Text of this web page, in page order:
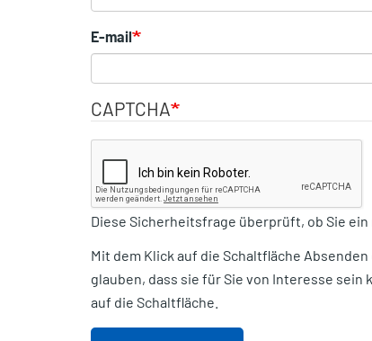
E-mail
CAPTCHA
Diese Sicherheitsfrage überprüft, ob Sie
Mit dem Klick auf die Schaltfläche
glauben, dass sie für Sie von Interesse
auf die Schaltfläche.